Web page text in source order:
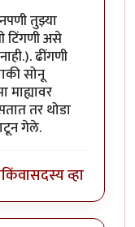
तुझ्या
टिंगणी असे
ढींगणी
सोनू
माह्यावर
तर थोडा
गेले.
किंवासदस्य व्हा